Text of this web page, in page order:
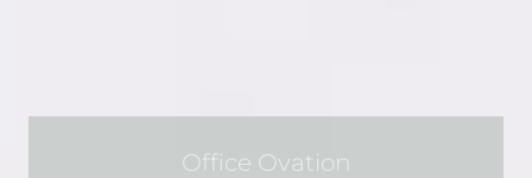
Office Ovation